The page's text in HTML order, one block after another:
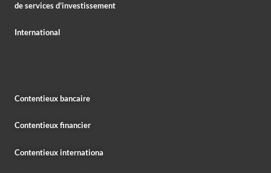
de services d’investissement
International
Contentieux bancaire
Contentieux financier
Contentieux internationa